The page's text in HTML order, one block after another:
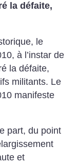
la défaite,
le
à l’instar de
la défaite,
militants. Le
manifeste
part, du point
et